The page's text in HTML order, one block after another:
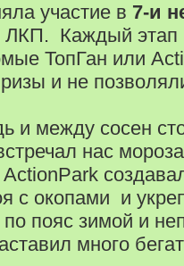
участие в 7-и
ЛКП. Каждый
ТопГан или
и не
и между сосен
нас
с окопами и
по пояс зимой и
много